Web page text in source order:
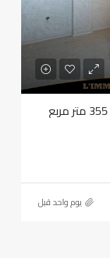
‏يوم واحد قبل